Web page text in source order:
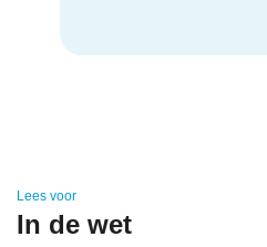
Lees voor
In de wet